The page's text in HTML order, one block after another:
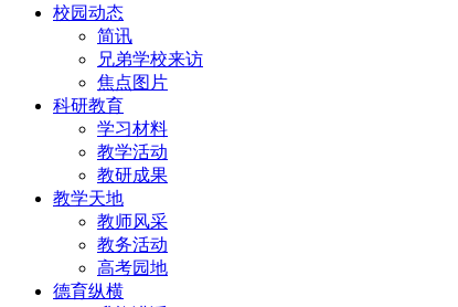
校园动态
简讯
兄弟学校来访
焦点图片
科研教育
学习材料
教学活动
教研成果
教学天地
教师风采
教务活动
高考园地
德育纵横